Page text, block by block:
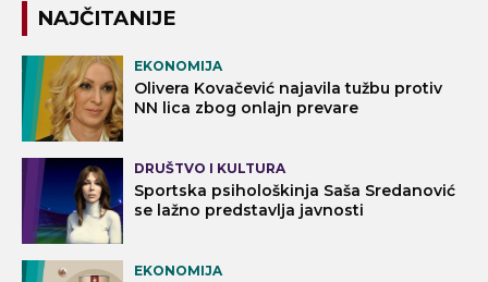
PRIJAVI LAŽNU VEST!
NAJČITANIJE
EKONOMIJA
Olivera Kovačević najavila tužbu protiv
NN lica zbog onlajn prevare
DRUŠTVO I KULTURA
Sportska psihološkinja Saša Sredanović
se lažno predstavlja javnosti
EKONOMIJA